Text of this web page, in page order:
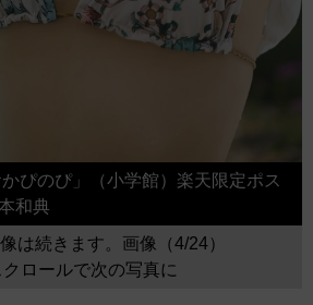
ぴのぴ」（小学館）楽天限定ポス
和典
は続きます。画像（4/24）
クロールで次の写真に